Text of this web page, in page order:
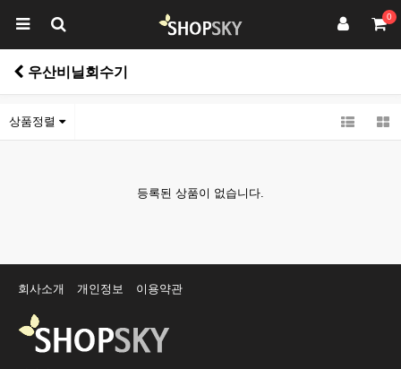
0
우산비닐회수기
상품정렬
등록된 상품이 없습니다.
회사소개 개인정보 이용약관